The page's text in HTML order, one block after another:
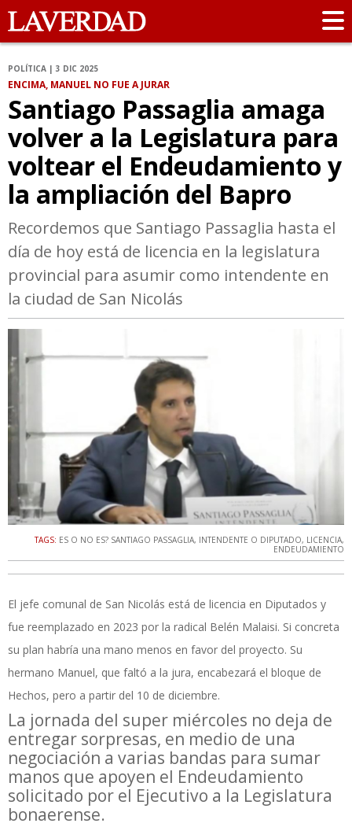
POLÍTICA | 3 DIC 2025
ENCIMA, MANUEL NO FUE A JURAR
Santiago Passaglia amaga
volver a la Legislatura para
voltear el Endeudamiento y
la ampliación del Bapro
Recordemos que Santiago Passaglia hasta el
día de hoy está de licencia en la legislatura
provincial para asumir como intendente en
la ciudad de San Nicolás
TAGS: ES O NO ES? SANTIAGO PASSAGLIA, INTENDENTE O DIPUTADO, LICENCIA,
ENDEUDAMIENTO
El jefe comunal de San Nicolás está de licencia en Diputados y
fue reemplazado en 2023 por la radical Belén Malaisi. Si concreta
su plan habría una mano menos en favor del proyecto. Su
hermano Manuel, que faltó a la jura, encabezará el bloque de
Hechos, pero a partir del 10 de diciembre.
La jornada del super miércoles no deja de
entregar sorpresas, en medio de una
negociación a varias bandas para sumar
manos que apoyen el Endeudamiento
solicitado por el Ejecutivo a la Legislatura
bonaerense.